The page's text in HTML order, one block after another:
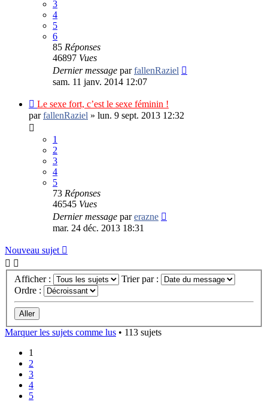
3
4
5
6
85 Réponses
46897 Vues
Dernier message parfallenRaziel
sam. 11 janv. 2014 12:07
Le sexe fort, c’est le sexe féminin !
parfallenRaziel » lun. 9 sept. 2013 12:32
1
2
3
4
5
73 Réponses
46545 Vues
Dernier message parerazne
mar. 24 déc. 2013 18:31
Nouveau sujet
Afficher :
Trier par :
Ordre :
Marquer les sujets comme lus • 113 sujets
1
2
3
4
5